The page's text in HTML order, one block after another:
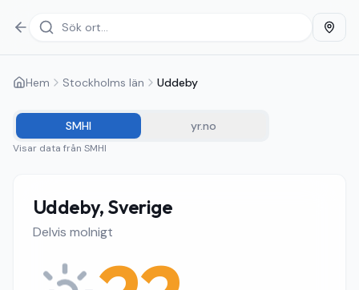
Hem Stockholms län Uddeby
SMHI yr.no
Visar data från SMHI
Uddeby, Sverige
Delvis molnigt